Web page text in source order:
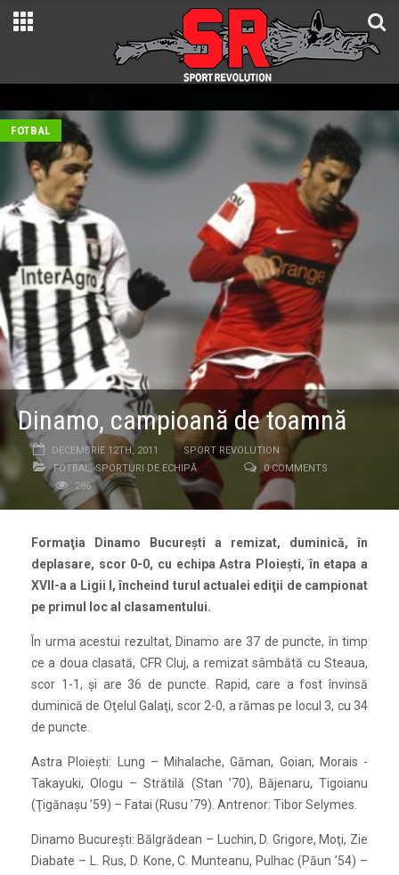
FOTBAL
Dinamo, campioană de toamnă
DECEMBRIE 12TH, 2011
SPORT REVOLUTION
FOTBAL,SPORTURI DE ECHIPĂ
0 COMMENTS
286
Formaţia Dinamo Bucureşti a remizat, duminică, în
deplasare, scor 0-0, cu echipa Astra Ploieşti, în etapa a
XVII-a a Ligii I, încheind turul actualei ediţii de campionat
pe primul loc al clasamentului.
În urma acestui rezultat, Dinamo are 37 de puncte, în timp
ce a doua clasată, CFR Cluj, a remizat sâmbătă cu Steaua,
scor 1-1, şi are 36 de puncte. Rapid, care a fost învinsă
duminică de Oţelul Galaţi, scor 2-0, a rămas pe locul 3, cu 34
de puncte.
Astra Ploieşti: Lung – Mihalache, Găman, Goian, Morais -
Takayuki, Ologu – Strătilă (Stan ’70), Băjenaru, Tigoianu
(Ţigănaşu ’59) – Fatai (Rusu ’79). Antrenor: Tibor Selymes.
Dinamo Bucureşti: Bălgrădean – Luchin, D. Grigore, Moţi, Zie
Diabate – L. Rus, D. Kone, C. Munteanu, Pulhac (Păun ’54) –